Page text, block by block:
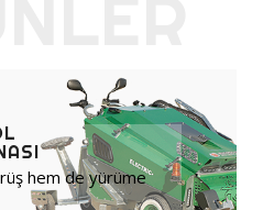
hem de yürüme